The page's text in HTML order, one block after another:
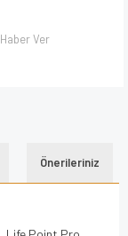
Ver
Önerileriniz